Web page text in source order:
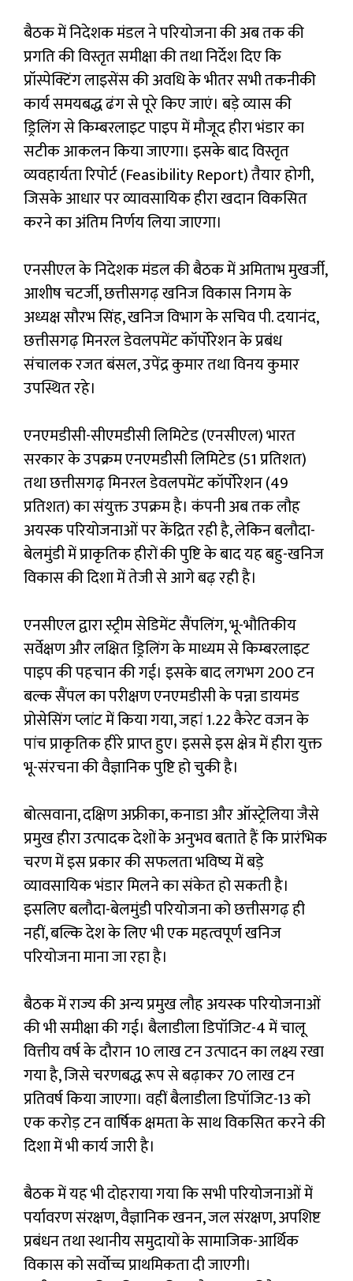
बैठक में निदेशक मंडल ने परियोजना की अब तक की
प्रगति की विस्तृत समीक्षा की तथा निर्देश दिए कि
प्रॉस्पेक्टिंग लाइसेंस की अवधि के भीतर सभी तकनीकी
कार्य समयबद्ध ढंग से पूरे किए जाएं। बड़े व्यास की
ड्रिलिंग से किम्बरलाइट पाइप में मौजूद हीरा भंडार का
सटीक आकलन किया जाएगा। इसके बाद विस्तृत
व्यवहार्यता रिपोर्ट (Feasibility Report) तैयार होगी,
जिसके आधार पर व्यावसायिक हीरा खदान विकसित
करने का अंतिम निर्णय लिया जाएगा।
एनसीएल के निदेशक मंडल की बैठक में अमिताभ मुखर्जी,
आशीष चटर्जी, छत्तीसगढ़ खनिज विकास निगम के
अध्यक्ष सौरभ सिंह, खनिज विभाग के सचिव पी. दयानंद,
छत्तीसगढ़ मिनरल डेवलपमेंट कॉर्पोरेशन के प्रबंध
संचालक रजत बंसल, उपेंद्र कुमार तथा विनय कुमार
उपस्थित रहे।
एनएमडीसी-सीएमडीसी लिमिटेड (एनसीएल) भारत
सरकार के उपक्रम एनएमडीसी लिमिटेड (51 प्रतिशत)
तथा छत्तीसगढ़ मिनरल डेवलपमेंट कॉर्पोरेशन (49
प्रतिशत) का संयुक्त उपक्रम है। कंपनी अब तक लौह
अयस्क परियोजनाओं पर केंद्रित रही है, लेकिन बलौदा-
बेलमुंडी में प्राकृतिक हीरों की पुष्टि के बाद यह बहु-खनिज
विकास की दिशा में तेजी से आगे बढ़ रही है।
एनसीएल द्वारा स्ट्रीम सेडिमेंट सैंपलिंग, भू-भौतिकीय
सर्वेक्षण और लक्षित ड्रिलिंग के माध्यम से किम्बरलाइट
पाइप की पहचान की गई। इसके बाद लगभग 200 टन
बल्क सैंपल का परीक्षण एनएमडीसी के पन्ना डायमंड
प्रोसेसिंग प्लांट में किया गया, जहां 1.22 कैरेट वजन के
पांच प्राकृतिक हीरे प्राप्त हुए। इससे इस क्षेत्र में हीरा युक्त
भू-संरचना की वैज्ञानिक पुष्टि हो चुकी है।
बोत्सवाना, दक्षिण अफ्रीका, कनाडा और ऑस्ट्रेलिया जैसे
प्रमुख हीरा उत्पादक देशों के अनुभव बताते हैं कि प्रारंभिक
चरण में इस प्रकार की सफलता भविष्य में बड़े
व्यावसायिक भंडार मिलने का संकेत हो सकती है।
इसलिए बलौदा-बेलमुंडी परियोजना को छत्तीसगढ़ ही
नहीं, बल्कि देश के लिए भी एक महत्वपूर्ण खनिज
परियोजना माना जा रहा है।
बैठक में राज्य की अन्य प्रमुख लौह अयस्क परियोजनाओं
की भी समीक्षा की गई। बैलाडीला डिपॉजिट-4 में चालू
वित्तीय वर्ष के दौरान 10 लाख टन उत्पादन का लक्ष्य रखा
गया है, जिसे चरणबद्ध रूप से बढ़ाकर 70 लाख टन
प्रतिवर्ष किया जाएगा। वहीं बैलाडीला डिपॉजिट-13 को
एक करोड़ टन वार्षिक क्षमता के साथ विकसित करने की
दिशा में भी कार्य जारी है।
बैठक में यह भी दोहराया गया कि सभी परियोजनाओं में
पर्यावरण संरक्षण, वैज्ञानिक खनन, जल संरक्षण, अपशिष्ट
प्रबंधन तथा स्थानीय समुदायों के सामाजिक-आर्थिक
विकास को सर्वोच्च प्राथमिकता दी जाएगी।